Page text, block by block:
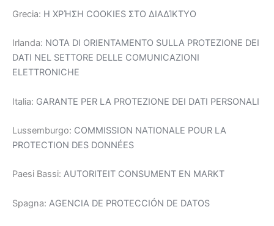
Grecia: Η ΧΡΉΣΗ COOKIES ΣΤΟ ΔΙΑΔΊΚΤΥΟ
Irlanda: NOTA DI ORIENTAMENTO SULLA PROTEZIONE DEI
DATI NEL SETTORE DELLE COMUNICAZIONI
ELETTRONICHE
Italia: GARANTE PER LA PROTEZIONE DEI DATI PERSONALI
Lussemburgo: COMMISSION NATIONALE POUR LA
PROTECTION DES DONNÉES
Paesi Bassi: AUTORITEIT CONSUMENT EN MARKT
Spagna: AGENCIA DE PROTECCIÓN DE DATOS